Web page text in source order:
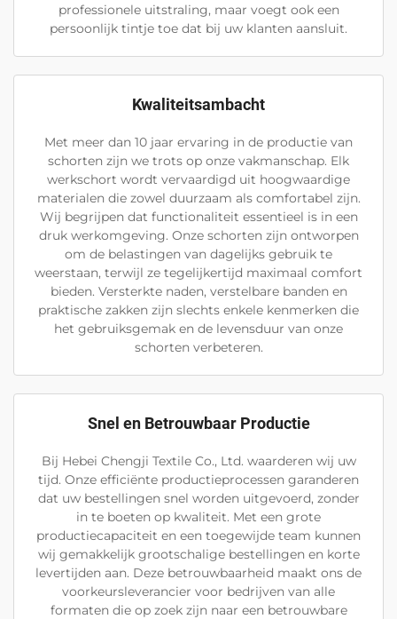
professionele uitstraling, maar voegt ook een
persoonlijk tintje toe dat bij uw klanten aansluit.
Kwaliteitsambacht
Met meer dan 10 jaar ervaring in de productie van
schorten zijn we trots op onze vakmanschap. Elk
werkschort wordt vervaardigd uit hoogwaardige
materialen die zowel duurzaam als comfortabel zijn.
Wij begrijpen dat functionaliteit essentieel is in een
druk werkomgeving. Onze schorten zijn ontworpen
om de belastingen van dagelijks gebruik te
weerstaan, terwijl ze tegelijkertijd maximaal comfort
bieden. Versterkte naden, verstelbare banden en
praktische zakken zijn slechts enkele kenmerken die
het gebruiksgemak en de levensduur van onze
schorten verbeteren.
Snel en Betrouwbaar Productie
Bij Hebei Chengji Textile Co., Ltd. waarderen wij uw
tijd. Onze efficiënte productieprocessen garanderen
dat uw bestellingen snel worden uitgevoerd, zonder
in te boeten op kwaliteit. Met een grote
productiecapaciteit en een toegewijde team kunnen
wij gemakkelijk grootschalige bestellingen en korte
levertijden aan. Deze betrouwbaarheid maakt ons de
voorkeursleverancier voor bedrijven van alle
formaten die op zoek zijn naar een betrouwbare